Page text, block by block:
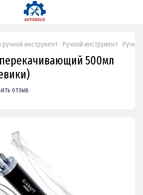
ручной инструмент Ручной инструмент
500мл
отзыв